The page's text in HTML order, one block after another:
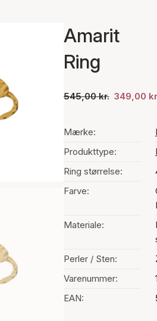
Amarit
Ring
545,00 kr. 349,00
Mærke:
Produkttype:
Ring størrelse:
Farve:
Materiale:
Perler / Sten:
Varenummer:
EAN: